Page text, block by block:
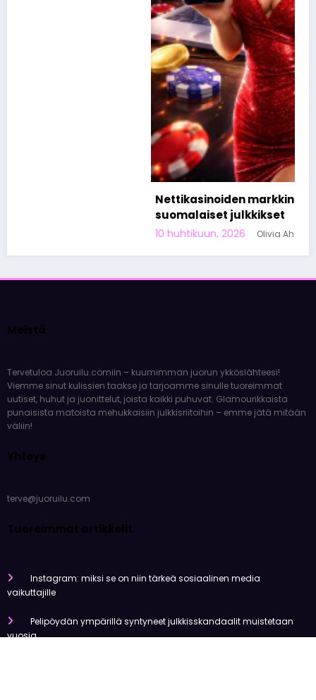
Nettikasinoiden markkinoinnista tunnetut
suomalaiset julkkikset
Olivia Aho
Tervetuloa Juoruilu.comiin – kuumimman juorun ykköslähteesi!
Viemme sinut kulissien taakse ja tarjoamme sinulle tuoreimmat
uutiset, huhut ja juonittelut, joista kaikki puhuvat. Glamourikkaista
punaisista matoista mehukkaisiin julkkisriitoihin – emme jätä mitään
Instagram: miksi se on niin tärkeä sosiaalinen media
Pelipöydän ympärillä syntyneet julkkisskandaalit muistetaan